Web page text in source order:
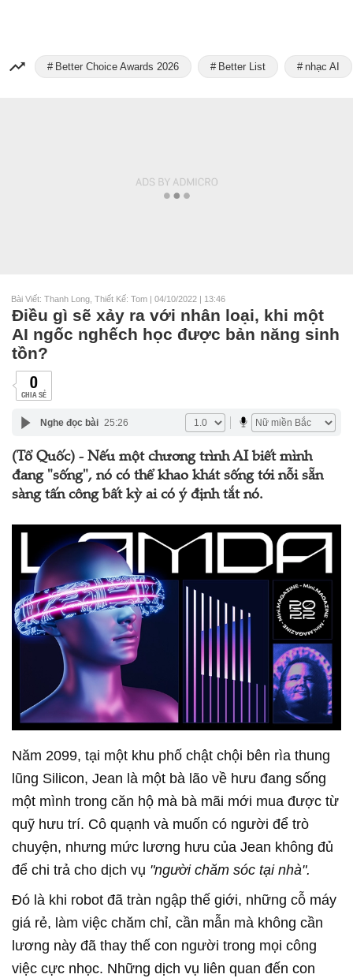
Better Choice Awards 2026 Better List nhạc AI
Bài Viết: Thanh Long, Thiết Kế: Tom | 04/10/2022 | 13:46
Điều gì sẽ xảy ra với nhân loại, khi một
AI ngốc nghếch học được bản năng sinh
tồn?
0
CHIA SẺ
Nghe đọc bài 25:26
(Tổ Quốc) - Nếu một chương trình AI biết mình
đang "sống", nó có thể khao khát sống tới nỗi sẵn
sàng tấn công bất kỳ ai có ý định tắt nó.
Năm 2099, tại một khu phố chật chội bên rìa thung
lũng Silicon, Jean là một bà lão về hưu đang sống
một mình trong căn hộ mà bà mãi mới mua được từ
quỹ hưu trí. Cô quạnh và muốn có người để trò
chuyện, nhưng mức lương hưu của Jean không đủ
để chi trả cho dịch vụ "người chăm sóc tại nhà".
Đó là khi robot đã tràn ngập thế giới, những cỗ máy
giá rẻ, làm việc chăm chỉ, cần mẫn mà không cần
lương này đã thay thế con người trong mọi công
việc cực nhọc. Những dịch vụ liên quan đến con